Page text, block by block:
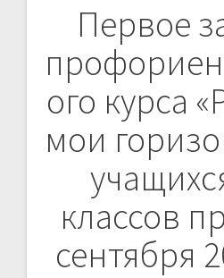
Первое
ого курса
мои
классов
сентября
Навигация
по
записям